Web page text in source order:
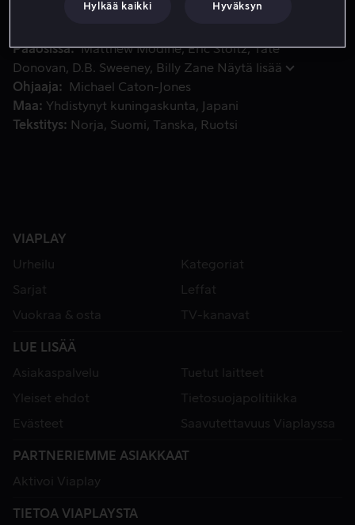
'lentävistä linnoituksista', vei nuoren miehistönsä natsien.
Pääosissa Matthew Modine Eric Stoltz Tate
Donovan
D.B. Sweeney Billy Zane Näytä lisää
Ohjaaja
Michael Caton-Jones
Maa
Yhdistynyt kuningaskunta
Japani
Tekstitys
Norja Suomi Tanska Ruotsi
VIAPLAY
Urheilu
Kategoriat
Sarjat
Leffat
Vuokraa & osta
TV-kanavat
LUE LISÄÄ
Asiakaspalvelu
Tuetut laitteet
Yleiset ehdot
Tietosuojapolitiikka
Evästeet
Saavutettavuus Viaplayssa
PARTNERIEMME ASIAKKAAT
Aktivoi Viaplay
TIETOA VIAPLAYSTA
Hylkää kaikki Hyväksyn